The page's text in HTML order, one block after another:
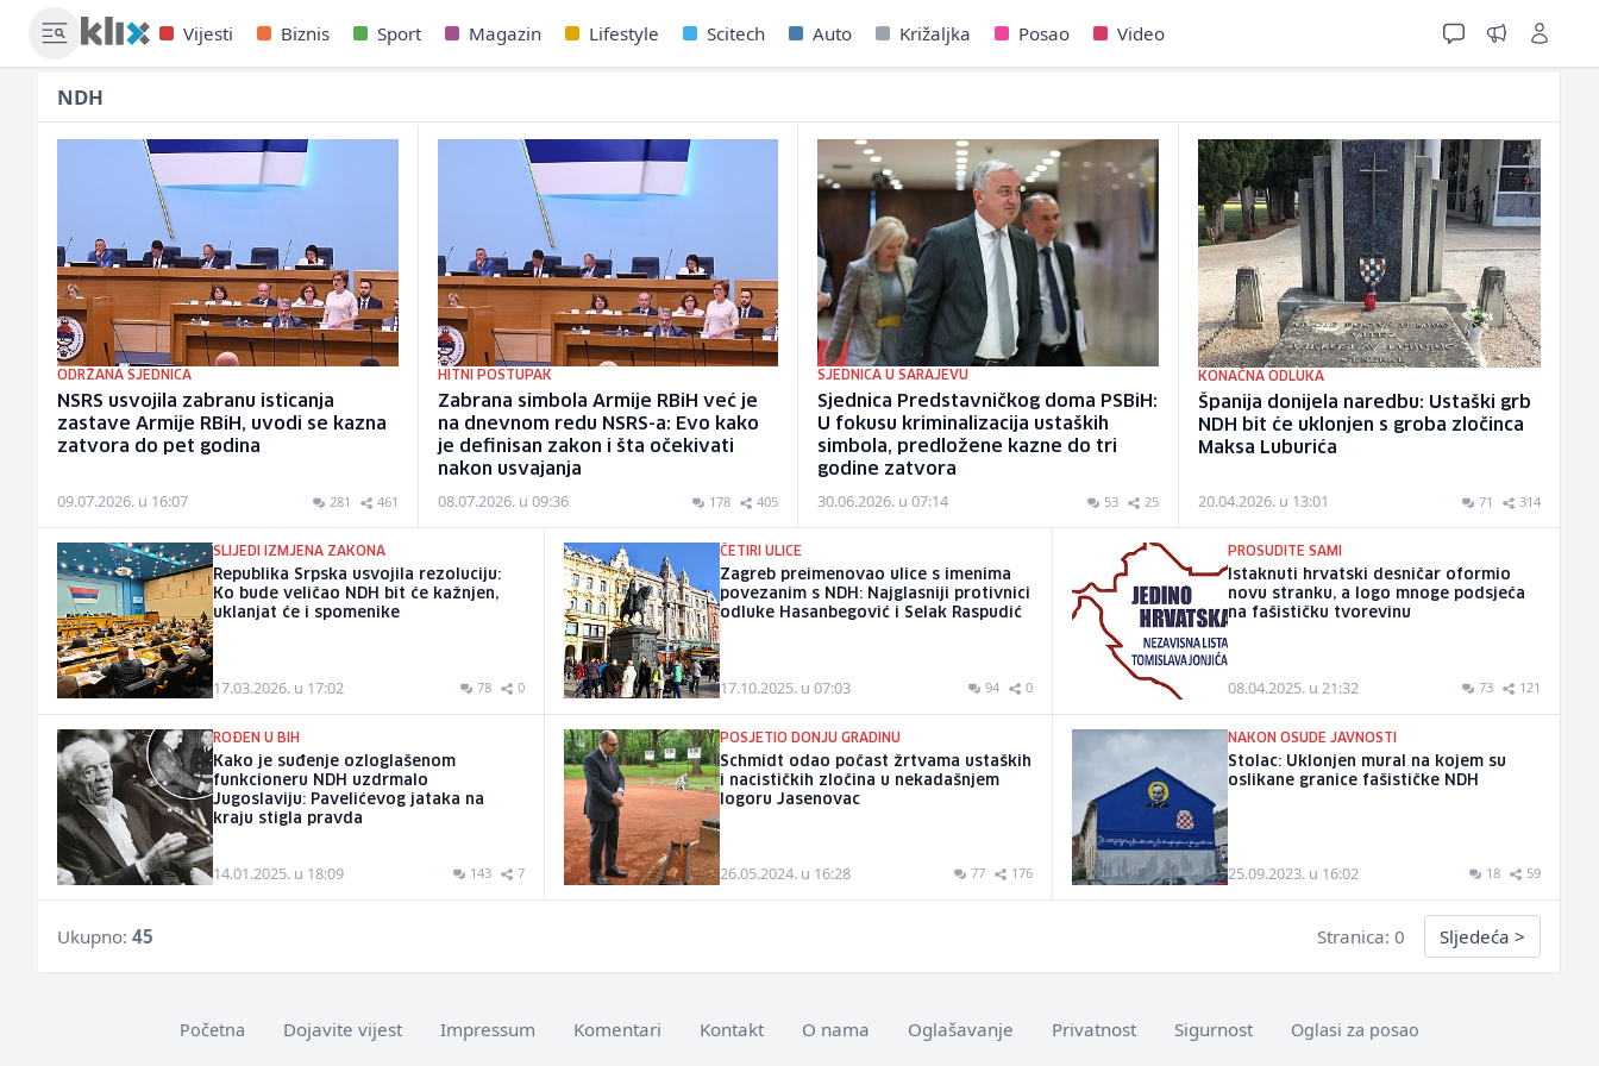
Vijesti Biznis Sport Magazin Lifestyle Scitech Auto Križaljka Posao Video
NDH
ODRŽANA SJEDNICA
NSRS usvojila zabranu isticanja
zastave Armije RBiH, uvodi se kazna
zatvora do pet godina
09.07.2026. u 16:07 281 461
HITNI POSTUPAK
Zabrana simbola Armije RBiH već je
na dnevnom redu NSRS-a: Evo kako
je definisan zakon i šta očekivati
nakon usvajanja
08.07.2026. u 09:36 178 405
SJEDNICA U SARAJEVU
Sjednica Predstavničkog doma PSBiH:
U fokusu kriminalizacija ustaških
simbola, predložene kazne do tri
godine zatvora
30.06.2026. u 07:14 53 25
KONAČNA ODLUKA
Španija donijela naredbu: Ustaški grb
NDH bit će uklonjen s groba zločinca
Maksa Luburića
20.04.2026. u 13:01 71 314
SLIJEDI IZMJENA ZAKONA
Republika Srpska usvojila rezoluciju:
Ko bude veličao NDH bit će kažnjen,
uklanjat će i spomenike
17.03.2026. u 17:02 78 0
ČETIRI ULICE
Zagreb preimenovao ulice s imenima
povezanim s NDH: Najglasniji protivnici
odluke Hasanbegović i Selak Raspudić
17.10.2025. u 07:03 94 0
PROSUDITE SAMI
Istaknuti hrvatski desničar oformio
novu stranku, a logo mnoge podsjeća
na fašističku tvorevinu
08.04.2025. u 21:32 73 121
ROĐEN U BIH
Kako je suđenje ozloglašenom
funkcioneru NDH uzdrmalo
Jugoslaviju: Pavelićevog jataka na
kraju stigla pravda
14.01.2025. u 18:09 143 7
POSJETIO DONJU GRADINU
Schmidt odao počast žrtvama ustaških
i nacističkih zločina u nekadašnjem
logoru Jasenovac
26.05.2024. u 16:28 77 176
NAKON OSUDE JAVNOSTI
Stolac: Uklonjen mural na kojem su
oslikane granice fašističke NDH
25.09.2023. u 16:02 18 59
Ukupno: 45 Stranica: 0 Sljedeća >
Početna Dojavite vijest Impressum Komentari Kontakt O nama Oglašavanje Privatnost Sigurnost Oglasi za posao